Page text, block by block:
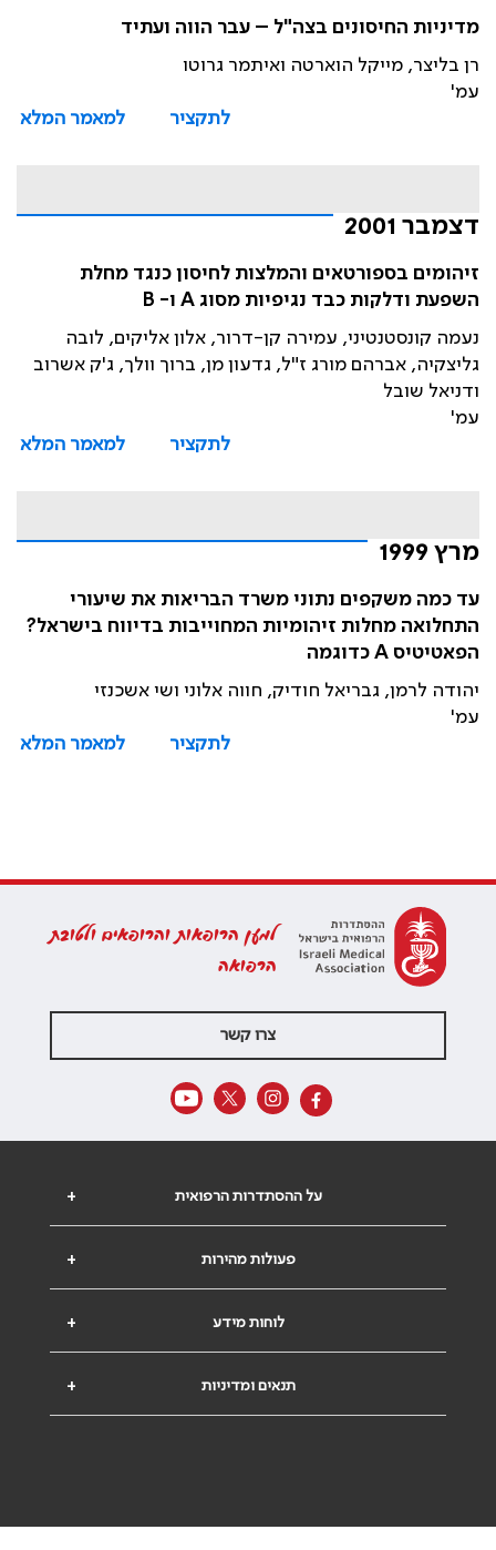
מדיניות החיסונים בצה"ל – עבר הווה ועתיד
רן בליצר, מייקל הוארטה ואיתמר גרוטו
עמ'
לתקציר
למאמר המלא
דצמבר 2001
זיהומים בספורטאים והמלצות לחיסון כנגד מחלת
השפעת ודלקות כבד נגיפיות מסוג A ו- B
נעמה קונסטנטיני, עמירה קן-דרור, אלון אליקים, לובה
גליצקיה, אברהם מורג ז"ל, גדעון מן, ברוך וולך, ג'ק אשרוב
ודניאל שובל
עמ'
לתקציר
למאמר המלא
מרץ 1999
עד כמה משקפים נתוני משרד הבריאות את שיעורי
התחלואה מחלות זיהומיות המחוייבות בדיווח בישראל?
הפאטיטיס A כדוגמה
יהודה לרמן, גבריאל חודיק, חווה אלוני ושי אשכנזי
עמ'
לתקציר
למאמר המלא
למען הרופאות והרופאים ולטובת
הרפואה
צרו קשר
+ על ההסתדרות הרפואית
+ פעולות מהירות
+ לוחות מידע
+ תנאים ומדיניות